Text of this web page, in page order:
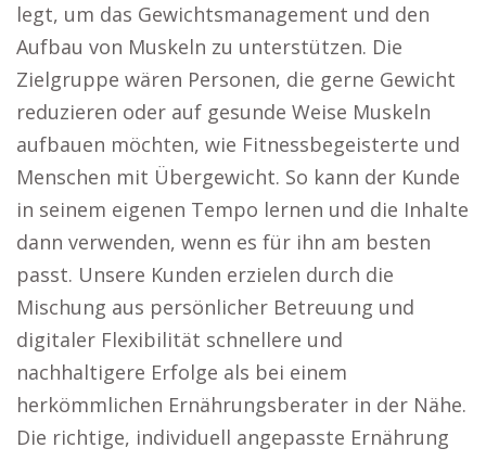
legt, um das Gewichtsmanagement und den
Aufbau von Muskeln zu unterstützen. Die
Zielgruppe wären Personen, die gerne Gewicht
reduzieren oder auf gesunde Weise Muskeln
aufbauen möchten, wie Fitnessbegeisterte und
Menschen mit Übergewicht. So kann der Kunde
in seinem eigenen Tempo lernen und die Inhalte
dann verwenden, wenn es für ihn am besten
passt. Unsere Kunden erzielen durch die
Mischung aus persönlicher Betreuung und
digitaler Flexibilität schnellere und
nachhaltigere Erfolge als bei einem
herkömmlichen Ernährungsberater in der Nähe.
Die richtige, individuell angepasste Ernährung